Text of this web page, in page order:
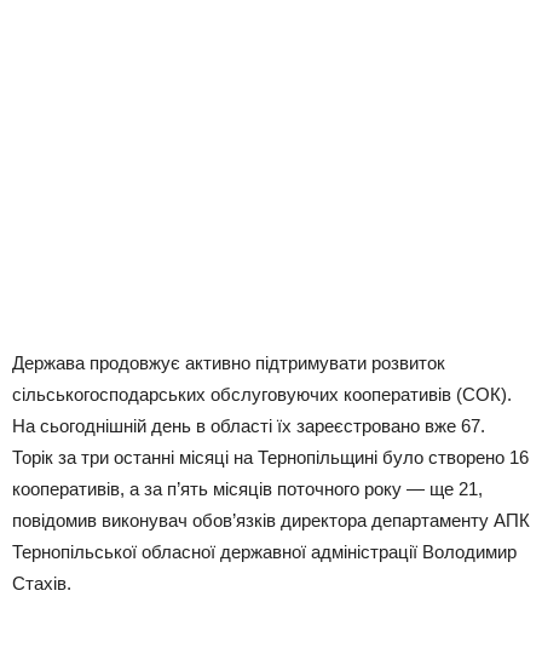
Держава продовжує активно підтримувати розвиток
сільськогосподарських обслуговуючих кооперативів (СОК).
На сьогоднішній день в області їх зареєстровано вже 67.
Торік за три останні місяці на Тернопільщині було створено 16
кооперативів, а за п’ять місяців поточного року — ще 21,
повідомив виконувач обов’язків директора департаменту АПК
Тернопільської обласної державної адміністрації Володимир
Стахів.